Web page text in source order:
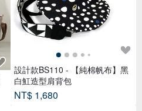
設計款BS110 - 【純棉帆布】黑
白魟造型肩背包
NT$ 1,680